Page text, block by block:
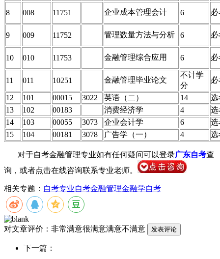
8 008 11751 企业成本管理会计 6
9 009 11752 管理数量方法与分析 6
10 010 11753 金融管理综合应用 6
11 011 10251 金融管理毕业论文
不计学
分
12 101 00015 3022 英语（二） 14
选
13
102 00183 消费经济学 4
选
14
103 00055 3073 企业会计学 6
选
15
104 00181 3078 广告学（一） 4 选
对于自考金融管理专业如有任何疑问可以登录广东自考查
询，或者点击在线咨询联系专业老师。
相关专题： 自考专业自考金融管理金融学自考
对文章评价： 非常满意很满意满意不满意
下一篇：